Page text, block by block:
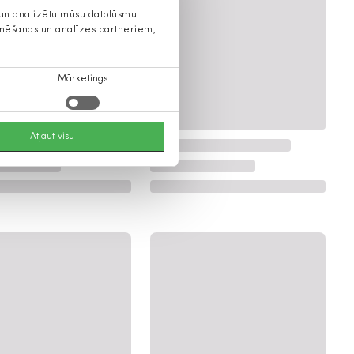
analizētu mūsu datplūsmu.
un analīzes partneriem,
Mārketings
Atļaut visu